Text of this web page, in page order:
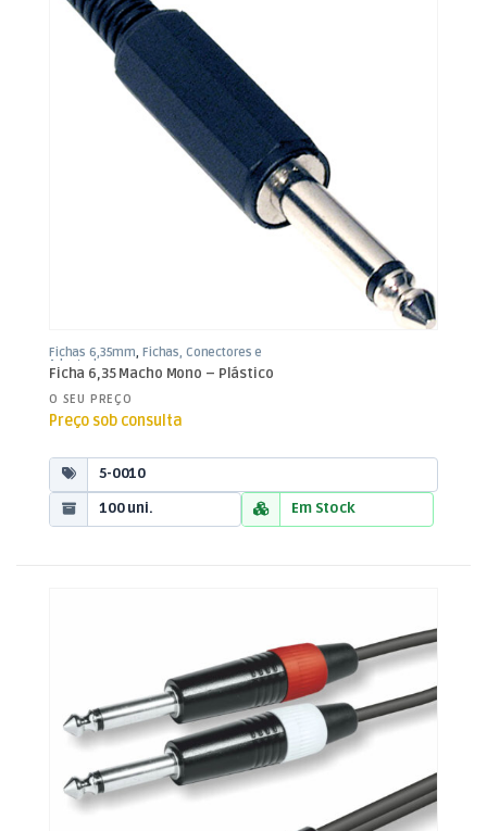
Fichas 6,35mm, Fichas, Conectores e
Adaptadores
Ficha 6,35 Macho Mono – Plástico
O SEU PREÇO
Preço sob consulta
5-0010
100 uni.
Em Stock